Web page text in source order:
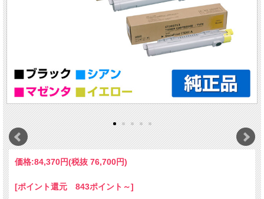
価格:84,370円(税抜 76,700円)
[ポイント還元 843ポイント～]